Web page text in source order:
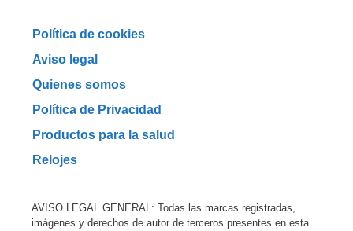
Política de cookies
Aviso legal
Quienes somos
Política de Privacidad
Productos para la salud
Relojes
AVISO LEGAL GENERAL: Todas las marcas registradas,
imágenes y derechos de autor de terceros presentes en esta